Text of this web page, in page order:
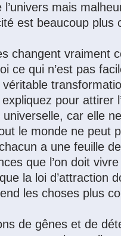
l’univers mais
est beaucoup plus
changent vraiment
ce qui n’est pas
pour attirer
universelle, car elle
le monde ne peut
a une feuille
que l’on doit
la loi d’attraction
les choses plus
de gênes et de